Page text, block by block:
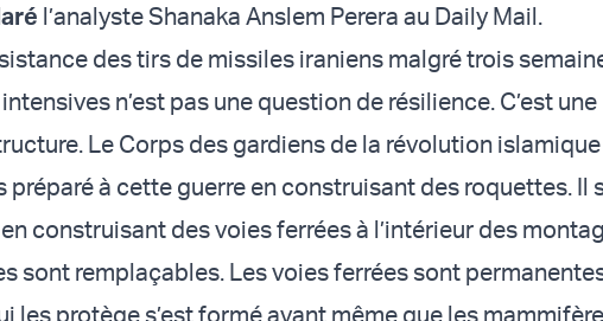
l’analyste Shanaka Anslem Perera au Daily Mail.
des tirs de missiles iraniens malgré trois
n’est pas une question de résilience. C’est
Le Corps des gardiens de la révolution islamique
préparé à cette guerre en construisant des roquettes. Il
construisant des voies ferrées à l’intérieur des
sont remplaçables. Les voies ferrées sont
les protège s’est formé avant même que les